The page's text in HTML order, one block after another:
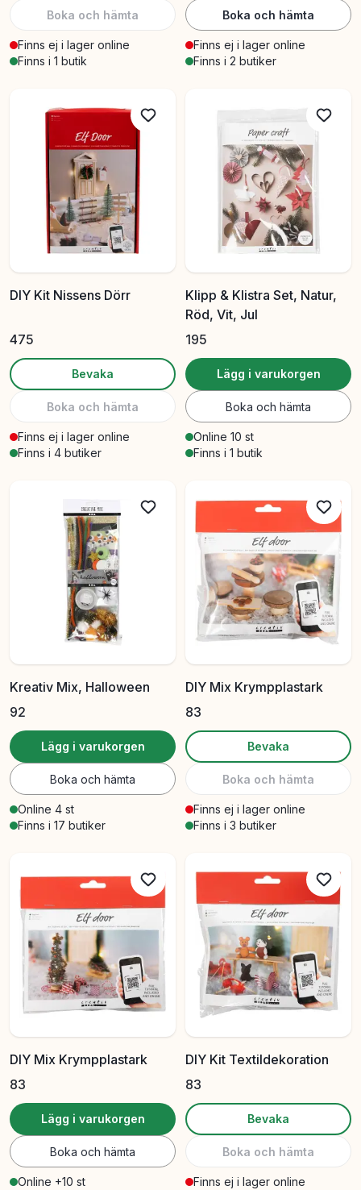
Boka och hämta
Finns ej i lager online
Finns i 1 butik
Boka och hämta
Finns ej i lager online
Finns i 2 butiker
DIY Kit Nissens Dörr
475
Bevaka
Boka och hämta
Finns ej i lager online
Finns i 4 butiker
Klipp & Klistra Set, Natur,
Röd, Vit, Jul
195
Lägg i varukorgen
Boka och hämta
Online 10 st
Finns i 1 butik
Kreativ Mix, Halloween
92
Lägg i varukorgen
Boka och hämta
Online 4 st
Finns i 17 butiker
DIY Mix Krympplastark
83
Bevaka
Boka och hämta
Finns ej i lager online
Finns i 3 butiker
DIY Mix Krympplastark
83
Lägg i varukorgen
Boka och hämta
Online +10 st
DIY Kit Textildekoration
83
Bevaka
Boka och hämta
Finns ej i lager online